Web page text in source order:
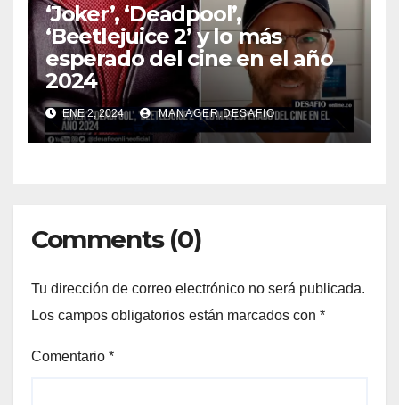
‘Joker’, ‘Deadpool’,
‘Beetlejuice 2’ y lo más
esperado del cine en el año
2024
ENE 2, 2024 MANAGER.DESAFIO
Comments (0)
Tu dirección de correo electrónico no será publicada.
Los campos obligatorios están marcados con *
Comentario *